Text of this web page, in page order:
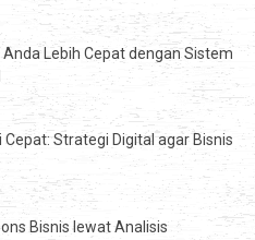
Anda Lebih Cepat dengan Sistem
Cepat: Strategi Digital agar Bisnis
Bisnis lewat Analisis